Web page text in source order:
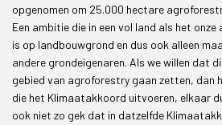
opgenomen om 25.000 hectare
Een ambitie die in een vol land als het
is op landbouwgrond en dus ook alleen
andere grondeigenaren. Als we willen dat
gebied van agroforestry gaan zetten, dan
die het Klimaatakkoord uitvoeren, elkaar
ook niet zo gek dat in datzelfde